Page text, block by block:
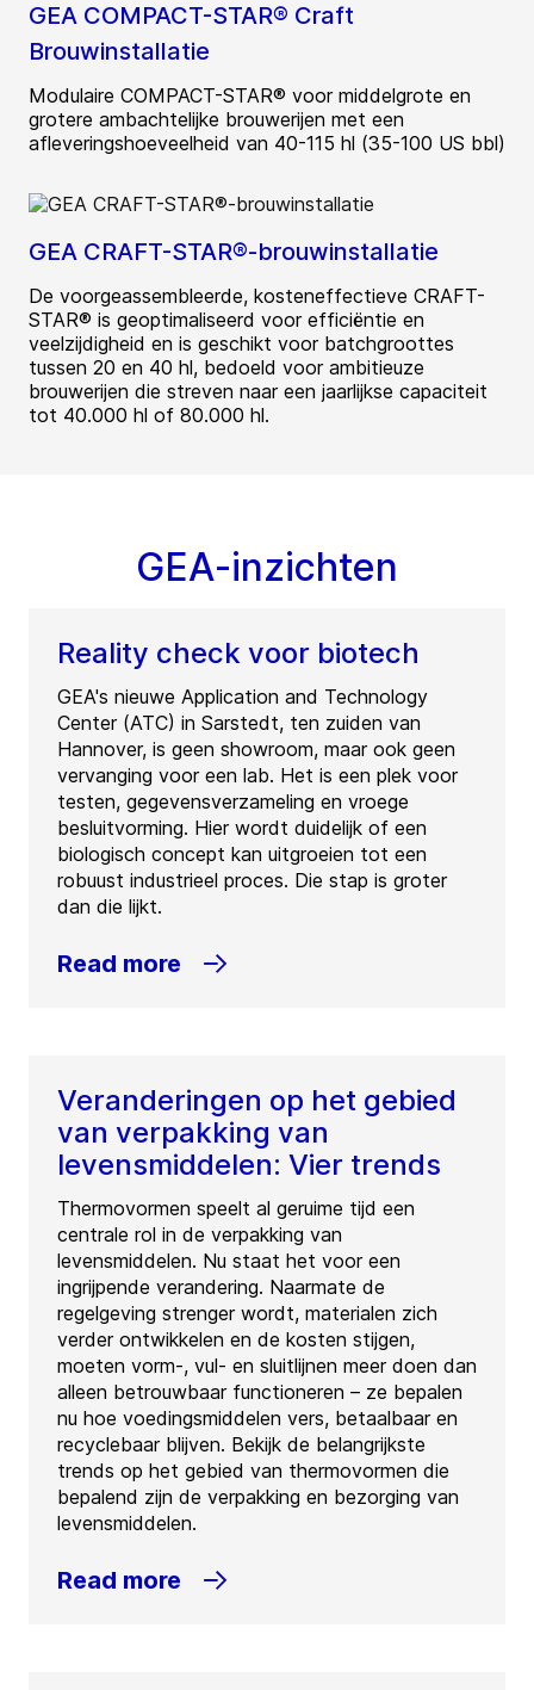
GEA COMPACT-STAR® Craft
Brouwinstallatie
Modulaire COMPACT-STAR® voor middelgrote en
grotere ambachtelijke brouwerijen met een
afleveringshoeveelheid van 40-115 hl (35-100 US bbl)
GEA CRAFT-STAR®-brouwinstallatie
De voorgeassembleerde, kosteneffectieve CRAFT-
STAR® is geoptimaliseerd voor efficiëntie en
veelzijdigheid en is geschikt voor batchgroottes
tussen 20 en 40 hl, bedoeld voor ambitieuze
brouwerijen die streven naar een jaarlijkse capaciteit
tot 40.000 hl of 80.000 hl.
GEA-inzichten
Reality check voor biotech
GEA's nieuwe Application and Technology
Center (ATC) in Sarstedt, ten zuiden van
Hannover, is geen showroom, maar ook geen
vervanging voor een lab. Het is een plek voor
testen, gegevensverzameling en vroege
besluitvorming. Hier wordt duidelijk of een
biologisch concept kan uitgroeien tot een
robuust industrieel proces. Die stap is groter
dan die lijkt.
Read more
Veranderingen op het gebied
van verpakking van
levensmiddelen: Vier trends
Thermovormen speelt al geruime tijd een
centrale rol in de verpakking van
levensmiddelen. Nu staat het voor een
ingrijpende verandering. Naarmate de
regelgeving strenger wordt, materialen zich
verder ontwikkelen en de kosten stijgen,
moeten vorm-, vul- en sluitlijnen meer doen dan
alleen betrouwbaar functioneren – ze bepalen
nu hoe voedingsmiddelen vers, betaalbaar en
recyclebaar blijven. Bekijk de belangrijkste
trends op het gebied van thermovormen die
bepalend zijn de verpakking en bezorging van
levensmiddelen.
Read more